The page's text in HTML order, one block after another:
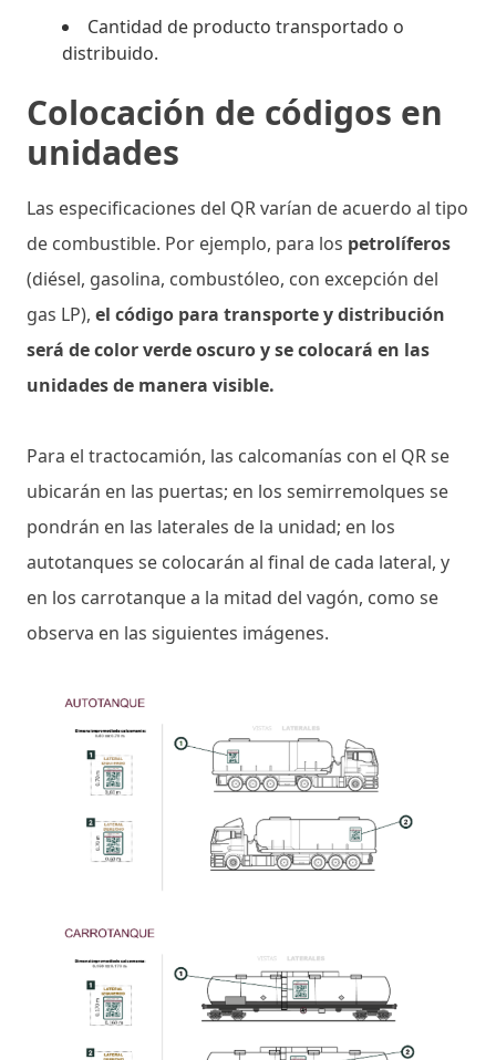
Cantidad de producto transportado o
distribuido.
Colocación de códigos en
unidades
Las especificaciones del QR varían de acuerdo al tipo
de combustible. Por ejemplo, para los petrolíferos
(diésel, gasolina, combustóleo, con excepción del
gas LP), el código para transporte y distribución
será de color verde oscuro y se colocará en las
unidades de manera visible.
Para el tractocamión, las calcomanías con el QR se
ubicarán en las puertas; en los semirremolques se
pondrán en las laterales de la unidad; en los
autotanques se colocarán al final de cada lateral, y
en los carrotanque a la mitad del vagón, como se
observa en las siguientes imágenes.